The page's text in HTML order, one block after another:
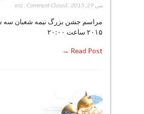
می 29, 2015 ,
ircc, Comment Closed
۲۰۱۵ ساعت ۲۰:۰۰
Read Post →